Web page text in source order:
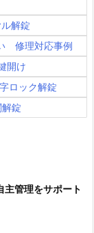
解錠
修理対応事例
開け
ロック解錠
錠
主管理をサポート